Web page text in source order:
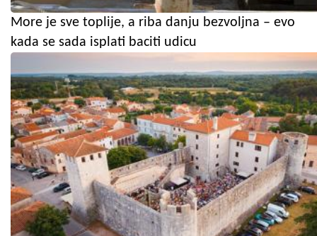
More je sve toplije, a riba danju bezvoljna – evo
kada se sada isplati baciti udicu